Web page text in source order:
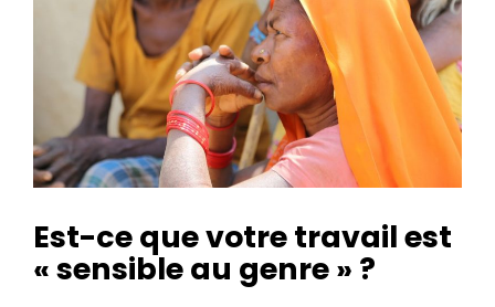
Est-ce que votre travail est
« sensible au genre » ?